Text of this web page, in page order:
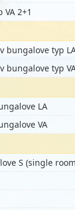
2+1
bungalove typ
bungalove typ
LA
VA
S (single